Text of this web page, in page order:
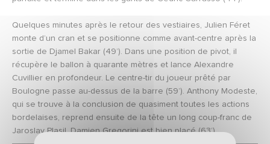
Quelques minutes après le retour des vestiaires, Julien Féret
monte d’un cran et se positionne comme avant-centre après la
sortie de Djamel Bakar (49’). Dans une position de pivot, il
récupère le ballon à quarante mètres et lance Alexandre
Cuvillier en profondeur. Le centre-tir du joueur prêté par
Boulogne passe au-dessus de la barre (59’). Anthony Modeste,
qui se trouve à la conclusion de quasiment toutes les actions
bordelaises, reprend ensuite de la tête un long coup-franc de
Jaroslav Plasil. Damien Gregorini est bien placé (63’).